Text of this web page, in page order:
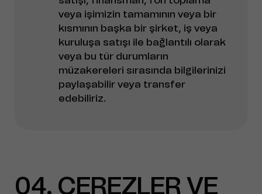
veya işimizin tamamının veya bir
kısmının başka bir şirket, iş veya
kuruluşa satışı ile bağlantılı olarak
veya bu tür durumların
müzakereleri sırasında bilgilerinizi
paylaşabilir veya transfer
edebiliriz.
04 ÇEREZLER VE